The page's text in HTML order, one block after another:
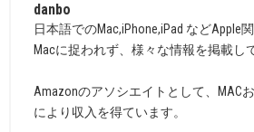
danbo
日本語でのMac,iPhone,iPad などApple
Macに捉われず、様々な情報を掲載し
Amazonのアソシエイトとして、MAC
により収入を得ています。